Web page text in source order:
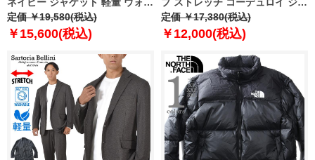
ネイビー ジャケット 軽量 ウォッ
シャブル イージーケア
azjw2332-b
定価 ￥19,580(税込)
￥15,600(税込)
プ ストレッチ コーデュロイ ジャ
ケット 軽量 イージーケア
azjw2287-se1
定価 ￥17,380(税込)
￥12,000(税込)